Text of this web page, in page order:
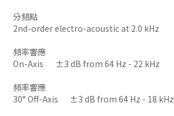
分頻點
2nd-order electro-acoustic at 2.0 kHz
頻率響應
On-Axis
±3 dB from 64 Hz - 22 kHz
頻率響應
30° Off-Axis
±3 dB from 64 Hz - 18 kHz